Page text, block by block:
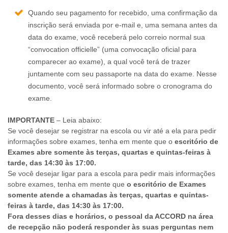
Quando seu pagamento for recebido, uma confirmação da
inscrição será enviada por e-mail e, uma semana antes da
data do exame, você receberá pelo correio normal sua
“convocation officielle” (uma convocação oficial para
comparecer ao exame), a qual você terá de trazer
juntamente com seu passaporte na data do exame. Nesse
documento, você será informado sobre o cronograma do
exame.
IMPORTANTE – Leia abaixo:
Se você desejar se registrar na escola ou vir até a ela para pedir
informações sobre exames, tenha em mente que o escritório de
Exames abre somente às terças, quartas e quintas-feiras à
tarde, das 14:30 às 17:00.
Se você desejar ligar para a escola para pedir mais informações
sobre exames, tenha em mente que o escritório de Exames
somente atende a chamadas às terças, quartas e quintas-
feiras à tarde, das 14:30 às 17:00.
Fora desses dias e horários, o pessoal da ACCORD na área
de recepção não poderá responder às suas perguntas nem